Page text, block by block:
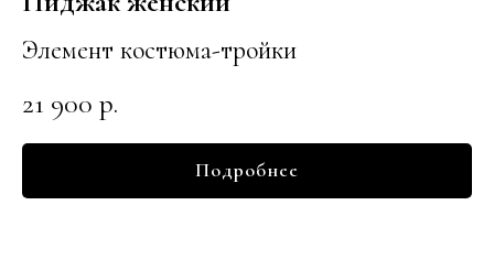
Элемент костюма-тройки
21 900 р.
Подробнее